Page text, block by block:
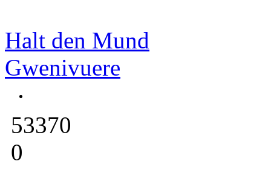
Halt den Mund
Gwenivuere
53370
0